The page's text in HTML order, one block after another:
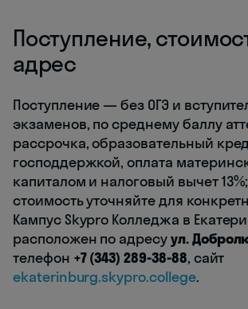
Поступление,
адрес
Поступление — без ОГЭ и
экзаменов, по среднему баллу
рассрочка, образовательный
господдержкой, оплата
капиталом и налоговый вычет
стоимость уточняйте для
Кампус Skypro Колледжа в
расположен по адресуул.
телефон +7 (343) 289-38-88, сайт
ekaterinburg.skypro.college.